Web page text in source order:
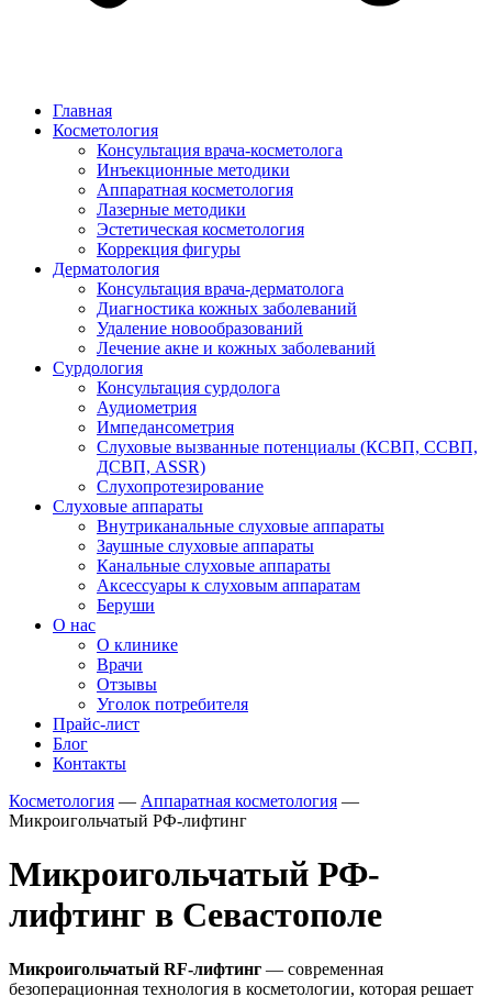
Главная
Косметология
Консультация врача-косметолога
Инъекционные методики
Аппаратная косметология
Лазерные методики
Эстетическая косметология
Коррекция фигуры
Дерматология
Консультация врача-дерматолога
Диагностика кожных заболеваний
Удаление новообразований
Лечение акне и кожных заболеваний
Сурдология
Консультация сурдолога
Аудиометрия
Импедансометрия
Слуховые вызванные потенциалы (КСВП, ССВП,
ДСВП, ASSR)
Слухопротезирование
Слуховые аппараты
Внутриканальные слуховые аппараты
Заушные слуховые аппараты
Канальные слуховые аппараты
Аксессуары к слуховым аппаратам
Беруши
О нас
О клинике
Врачи
Отзывы
Уголок потребителя
Прайс-лист
Блог
Контакты
Косметология — Аппаратная косметология —
Микроигольчатый РФ-лифтинг
Микроигольчатый РФ-
лифтинг в Севастополе
Микроигольчатый RF-лифтинг — современная
безоперационная технология в косметологии, которая решает